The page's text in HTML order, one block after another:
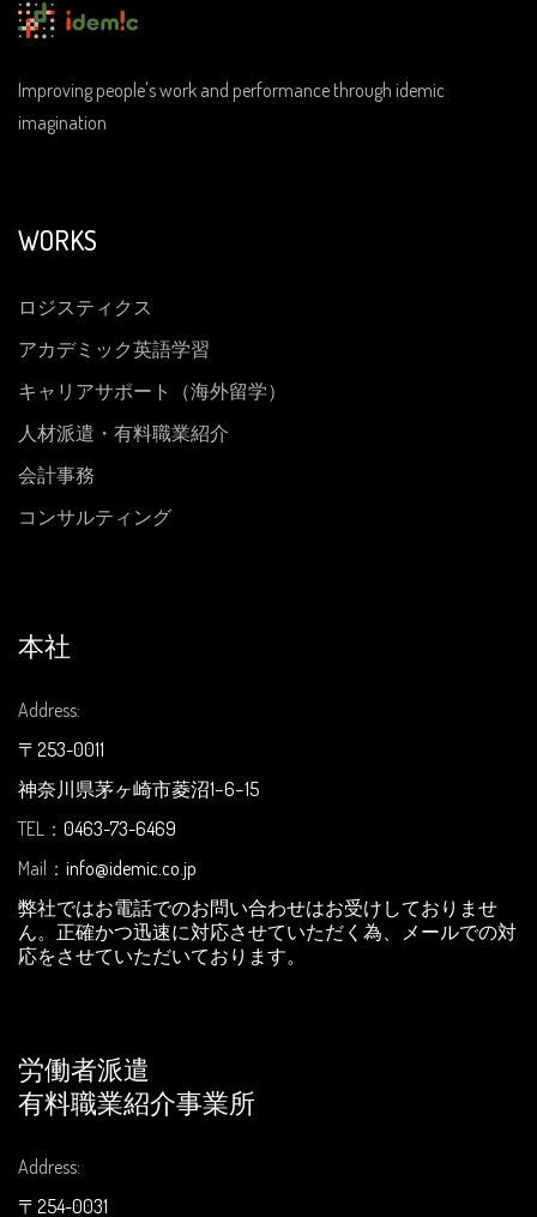
Improving people's work and performance through idemic
imagination
WORKS
ロジスティクス
アカデミック英語学習
キャリアサポート（海外留学）
人材派遣・有料職業紹介
会計事務
コンサルティング
本社
Address:
〒253-0011
神奈川県茅ヶ崎市菱沼1−6−15
TEL： 0463-73-6469
Mail： info@idemic.co.jp
弊社ではお電話でのお問い合わせはお受けしておりませ
ん。正確かつ迅速に対応させていただく為、メールでの対
応をさせていただいております。
労働者派遣
有料職業紹介事業所
Address:
〒254-0031